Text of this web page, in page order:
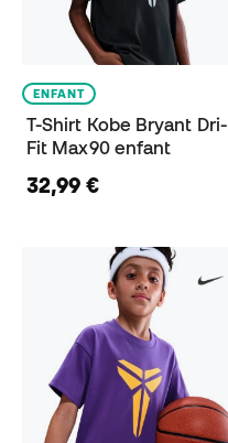
ENFANT
T-Shirt Kobe Bryant Dri-
Fit Max90 enfant
32,99 €